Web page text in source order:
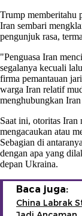
Trump memberitahu
Iran sembari
pengunjuk rasa,
"Penguasa Iran
segalanya kecuali
firma pemantauan
warga Iran relatif
menghubungkan
Saat ini, otoritas Iran
mengacaukan atau
Sebagian di
dengan apa yang
depan Ukraina.
Baca juga:
China Labrak